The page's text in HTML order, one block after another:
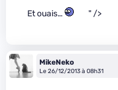
Et ouais… " />
MikeNeko
Le 26/12/2013 à 08h31